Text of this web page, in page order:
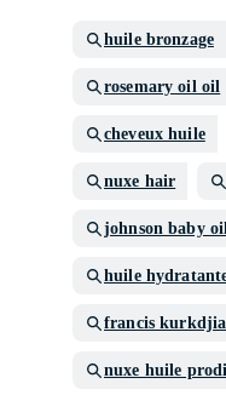
huile bronzage
rosemary oil oil
cheveux huile
nuxe hair
johnson baby
huile
francis
nuxe huile